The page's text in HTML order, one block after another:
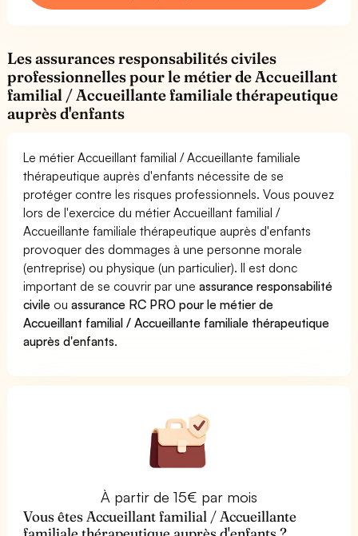
Les assurances responsabilités civiles
professionnelles pour le métier de Accueillant
familial / Accueillante familiale thérapeutique
auprès d'enfants
Le métier Accueillant familial / Accueillante familiale
thérapeutique auprès d'enfants nécessite de se
protéger contre les risques professionnels. Vous pouvez
lors de l'exercice du métier Accueillant familial /
Accueillante familiale thérapeutique auprès d'enfants
provoquer des dommages à une personne morale
(entreprise) ou physique (un particulier). Il est donc
important de se couvrir par uneassurance responsabilité
civile ouassurance RC PRO pour le métier de
Accueillant familial / Accueillante familiale thérapeutique
auprès d'enfants.
À partir de 15€ par mois
Vous êtes Accueillant familial / Accueillante